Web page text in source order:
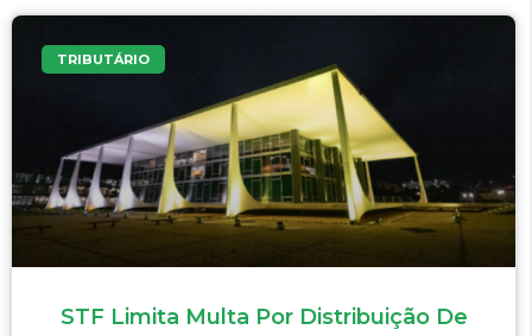
TRIBUTÁRIO
STF Limita Multa Por Distribuição De